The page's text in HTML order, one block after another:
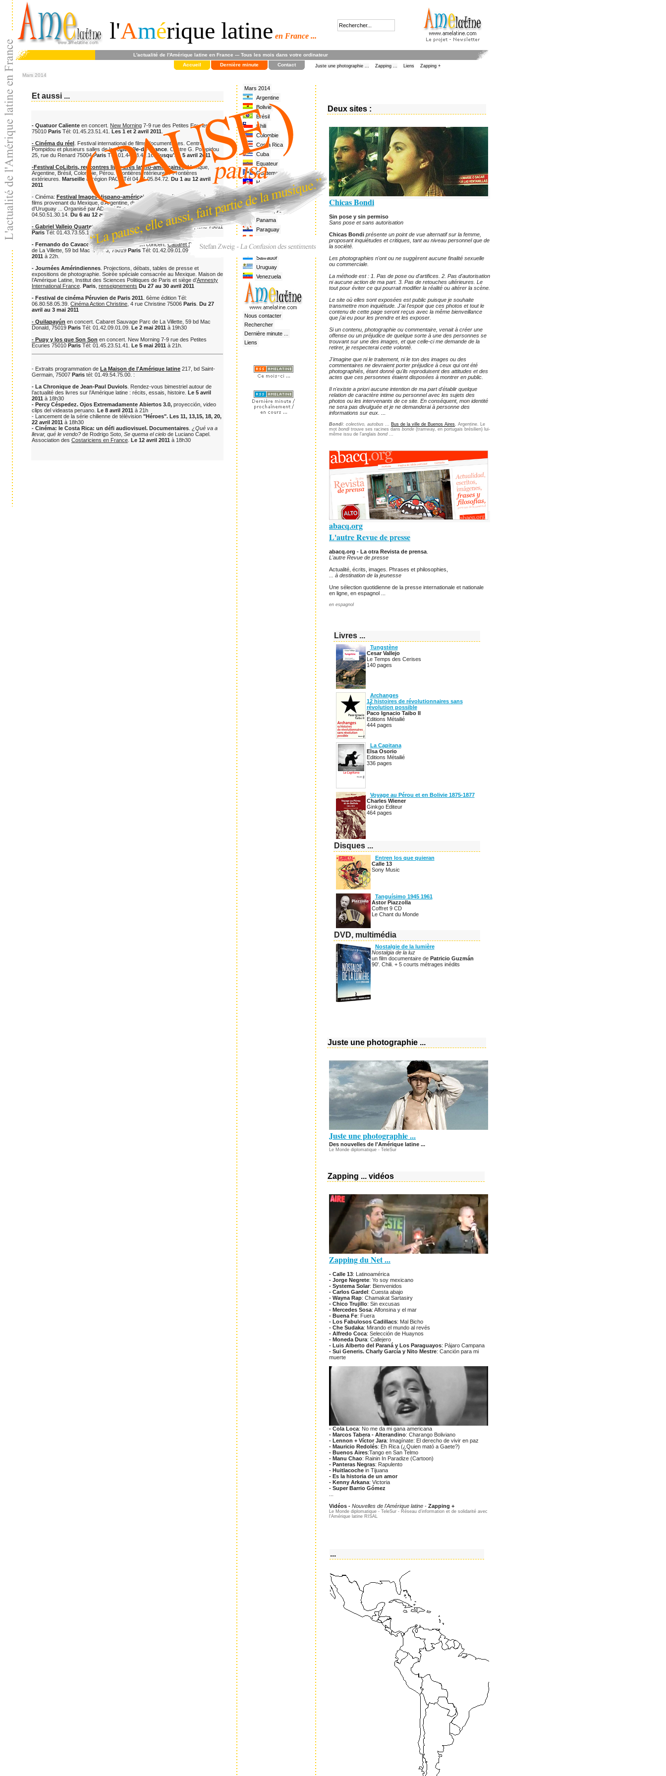
l'Amérique latine en France ...
L'actualité de l'Amérique latine en France --- Tous les mois dans votre ordinateur
Contact
Dernière minute
Accueil Juste une photographie ... Zapping ... Liens Zapping +
Mars 2014
Et aussi ...
- Quatuor Caliente en concert. New Morning 7-9 rue des Petites Ecuries
75010 Paris Tél: 01.45.23.51.41. Les 1 et 2 avril 2011
- Cinéma du réel . Festival international de films documentaires. Centre
Pompidou et plusieurs salles de larégion Ile-de-France . Centre G. Pompidou
25, rue du Renard 75004Paris Tél: 01.44.78.45.16.
Jusqu'au 5 avril 2011
-Festival CoLibris, rencontres littéraires latino-américaines . Mexique,
Argentine, Brésil, Colombie, Pérou. Frontières intérieures / Frontières
extérieures. Marseille et région PACA Tél 04.91.05.84.72. Du 1 au 12 avril
2011
- Cinéma: Festival Images Hispano-américaines
. Une sélection de seize
films provenant du Mexique, d’Argentine, du Chili, du Nicaragua, du Pérou et
d’Uruguay ... Organisé par ADCH / Plan Large 74 000AnnecyTél:
04.50.51.30.14. Du 6 au 12 avril 2011
- Gabriel Vallejo Quarteten concert. Kiron Espace, 10 rue La Vacquerie 75011
Paris Tél: 01.43.73.55.10.Les 7 et 13 avril 2011à 20h30
- Fernando do Cavaco / Roda do Cavacoen concert.Cabaret SauvageParc
de La Villette, 59 bd Mac Donald, 75019 Paris Tél: 01.42.09.01.09.
Le 30 avril
2011 à 22h.
- Journées Amérindiennes . Projections, débats, tables de presse et
expositions de photographie. Soirée spéciale consacrée au Mexique. Maison de
l’Amérique Latine, Institut des Sciences Politiques de Paris et siège d’Amnesty
International France Paris renseignements Du 27 au 30 avril 2011
- Festival de cinéma Péruvien de Paris 2011 . 6ème édition Tél:
06.80.58.05.39. Cinéma Action Christine , 4 rue Christine 75006 Paris Du 27
avril au 3 mai 2011
- Quilapayún en concert. Cabaret Sauvage Parc de La Villette, 59 bd Mac
Donald, 75019 Paris Tél: 01.42.09.01.09. Le 2 mai 2011 à 19h30
- Pupy y los que Son Son en concert. New Morning 7-9 rue des Petites
Ecuries 75010 Paris Tél: 01.45.23.51.41. Le 5 mai 2011 à 21h.
- Extraits programmation de La Maison de l'Amérique latine 217, bd Saint-
Germain, 75007 Paris tél: 01.49.54.75.00. :
- La Chronique de Jean-Paul Duviols . Rendez-vous bimestriel autour de
l’actualité des livres sur l’Amérique latine : récits, essais, histoire. Le 5 avril
2011 à 18h30
- Percy Céspedez. Ojos Extremadamente Abiertos 3.0, proyección, video
clips del videasta peruano. Le 8 avril 2011 à 21h
- Lancement de la série chilienne de télévision "Héroes". Les 11, 13,15, 18, 20,
22 avril 2011 à 18h30
- Cinéma: le Costa Rica: un défi audiovisuel. Documentaires ¿Qué va a
llevar, qué le vendo? de Rodrigo Soto, Se quema el cielo de Luciano Capel.
Association des Costariciens en France Le 12 avril 2011 à 18h30
Mars 2014
Argentine
Bolivie
Brésil
Chili
Colombie
Costa Rica
Cuba
Equateur
Guatemala
Haïti
Honduras
Mexique
Nicaragua
Panama
Paraguay
Rép. Dominicaine
Salvador
Uruguay
Venezuela
Nous contacter
Rechercher
Dernière minute ...
Liens
Deux sites :
Chicas Bondi
Sin pose y sin permiso
Sans pose et sans autorisation
Chicas Bondi présente un point de vue alternatif sur la femme,
proposant inquiétudes et critiques, tant au niveau personnel que de
la société.
Les photographies n'ont ou ne suggèrent aucune finalité sexuelle
ou commerciale.
La méthode est : 1. Pas de pose ou d'artifices. 2. Pas d'autorisation
ni aucune action de ma part. 3. Pas de retouches ultérieures. Le
tout pour éviter ce qui pourrait modifier la réalité ou altérer la scène.
Le site où elles sont exposées est public puisque je souhaite
transmettre mon inquiétude. J'ai l'espoir que ces photos et tout le
contenu de cette page seront reçus avec la même bienveillance
que j'ai eu pour les prendre et les exposer.
Si un contenu, photographie ou commentaire, venait à créer une
offense ou un préjudice de quelque sorte à une des personnes se
trouvant sur une des images, et que celle-ci me demande de la
retirer, je respecterai cette volonté.
J'imagine que ni le traitement, ni le ton des images ou des
commentaires ne devraient porter préjudice à ceux qui ont été
photographiés, étant donné qu'ils reproduisent des attitudes et des
actes que ces personnes étaient disposées à montrer en public.
Il n'existe a priori aucune intention de ma part d'établir quelque
relation de caractère intime ou personnel avec les sujets des
photos ou les intervenants de ce site. En conséquent, mon identité
ne sera pas divulguée et je ne demanderai à personne des
informations sur eux.
Bondi: colectivo, autobus ... Bus de la ville de Buenos Aires, Argentine. Le
mot bondi trouve ses racines dans bonde (tramway, en portugais brésilien) lui-
même issu de l'anglais bond...
abacq.org
L'autre Revue de presse
abacq.org - La otra Revista de prensa
L'autre Revue de presse
Actualité, écrits, images. Phrases et philosophies,
... à destination de la jeunesse
Une sélection quotidienne de la presse internationale et nationale
en ligne, en espagnol ...
en espagnol
Livres ...
Tungstène
Cesar Vallejo
Le Temps des Cerises
140 pages
Archanges
12 histoires de révolutionnaires sans
révolution possible
Paco Ignacio Taibo II
Editions Métailié
444 pages
La Capitana
Elsa Osorio
Editions Métailié
336 pages
Voyage au Pérou et en Bolivie 1875-1877
Charles Wiener
Ginkgo Editeur
464 pages
Disques ...
Entren los que quieran
Calle 13
Sony Music
Tanguísimo 1945 1961
Astor Piazzolla
Coffret 9 CD
Le Chant du Monde
DVD, multimédia
Nostalgie de la lumière
Nostalgia de la luz
un film documentaire de Patricio Guzmán
90'. Chili. + 5 courts métrages inédits
Juste une photographie ...
Juste une photographie ...
Des nouvelles de l'Amérique latine ...
Le Monde diplomatique - TeleSur
Zapping ... vidéos
Zapping du Net ...
- Calle 13: Latinoamérica
- Jorge Negrete: Yo soy mexicano
- Systema Solar: Bienvenidos
- Carlos Gardel: Cuesta abajo
- Wayna Rap: Chamakat Sartasiry
- Chico Trujillo: Sin excusas
- Mercedes Sosa: Alfonsina y el mar
- Buena Fe: Fuera
- Los Fabulosos Cadillacs: Mal Bicho
- Che Sudaka: Mirando el mundo al revés
- Alfredo Coca: Selección de Huaynos
- Moneda Dura: Callejero
- Luis Alberto del Paraná y Los Paraguayos: Pájaro Campana
- Sui Generis. Charly García y Nito Mestre: Canción para mi
muerte
- Cola Loca: No me da mi gana americana
- Marcos Tabera - Alterandino: Charango Boliviano
- Lennon + Víctor Jara: Imagínate: El derecho de vivir en paz
- Mauricio Redolés: Eh Rica (¿Quien mató a Gaete?)
- Buenos Aires:Tango en San Telmo
- Manu Chao: Rainin In Paradize (Cartoon)
- Panteras Negras: Rapulento
- Huitlacoche in Tijuana
- Es la historia de un amor
- Kenny Arkana: Victoria
- Super Barrio Gómez
Vidéos - Nouvelles de l'Amérique latine - Zapping +
Le Monde diplomatique - TeleSur - Réseau d’information et de solidarité avec
l’Amérique latine RISAL
...